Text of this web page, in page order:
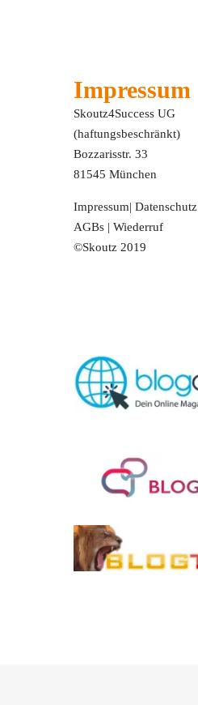
Impressum
Skoutz4Success UG
(haftungsbeschränkt)
Bozzarisstr. 33
81545 München
Impressum|Datenschutz
AGBs |Wiederruf
©Skoutz 2019